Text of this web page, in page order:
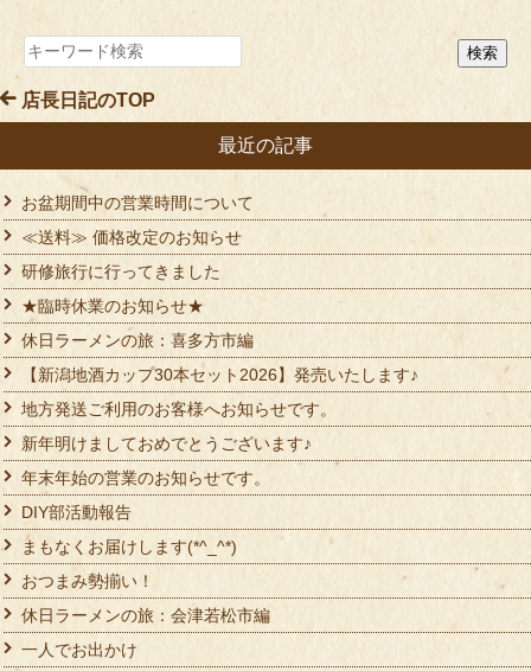
店長日記のTOP
最近の記事
お盆期間中の営業時間について
≪送料≫ 価格改定のお知らせ
研修旅行に行ってきました
★臨時休業のお知らせ★
休日ラーメンの旅：喜多方市編
【新潟地酒カップ30本セット2026】発売いたします♪
地方発送ご利用のお客様へお知らせです。
新年明けましておめでとうございます♪
年末年始の営業のお知らせです。
DIY部活動報告
まもなくお届けします(*^_^*)
おつまみ勢揃い！
休日ラーメンの旅：会津若松市編
一人でお出かけ